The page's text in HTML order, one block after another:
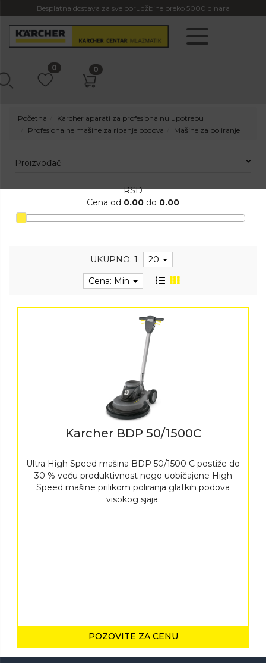
Besplatna dostava za sve porudžbine preko 5000 dinara
0 0
Početna
Karcher aparati za profesionalnu upotrebu
Profesionalne mašine za ribanje podova
Mašine za poliranje
Proizvođač
RSD
Cena od 0.00 do 0.00
UKUPNO: 1
20
Cena: Min
Karcher BDP 50/1500C
Ultra High Speed mašina BDP 50/1500 C postiže do
30 % veću produktivnost nego uobičajene High
Speed mašine prilikom poliranja glatkih podova
visokog sjaja.
POZOVITE ZA CENU